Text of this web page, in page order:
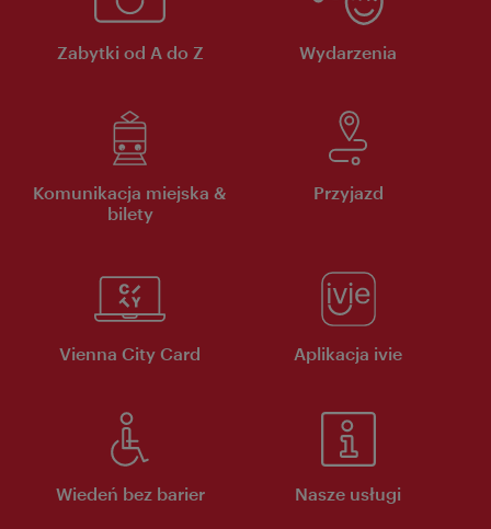
Zabytki od A do Z Wydarzenia
Komunikacja miejska &
bilety
Przyjazd
Vienna City Card Aplikacja ivie
Wiedeń bez barier Nasze usługi